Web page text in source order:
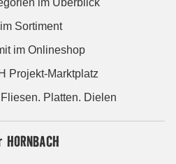
im Überblick
Sortiment
im Onlineshop
Projekt-Marktplatz
Platten. Dielen